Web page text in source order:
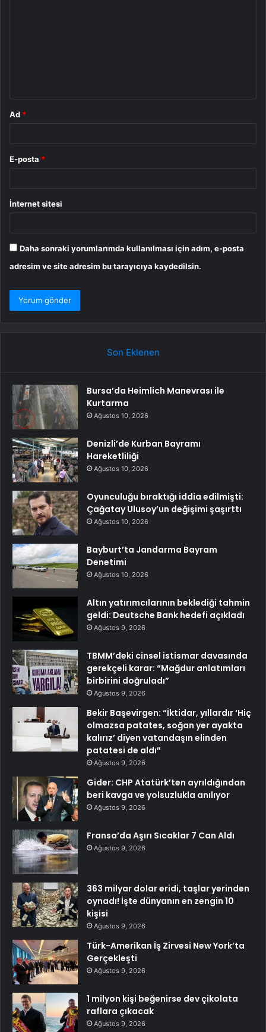
Ad *
E-posta *
İnternet sitesi
Daha sonraki yorumlarımda kullanılması için adım, e-posta
adresim ve site adresim bu tarayıcıya kaydedilsin.
Son Eklenen
Bursa’da Heimlich Manevrası ile
Kurtarma
Ağustos 10, 2026
Denizli’de Kurban Bayramı
Hareketliliği
Ağustos 10, 2026
Oyunculuğu bıraktığı iddia edilmişti:
Çağatay Ulusoy’un değişimi şaşırttı
Ağustos 10, 2026
Bayburt’ta Jandarma Bayram
Denetimi
Ağustos 10, 2026
Altın yatırımcılarının beklediği tahmin
geldi: Deutsche Bank hedefi açıkladı
Ağustos 9, 2026
TBMM’deki cinsel istismar davasında
gerekçeli karar: “Mağdur anlatımları
birbirini doğruladı”
Ağustos 9, 2026
Bekir Başevirgen: “İktidar, yıllardır ‘Hiç
olmazsa patates, soğan yer ayakta
kalırız’ diyen vatandaşın elinden
patatesi de aldı”
Ağustos 9, 2026
Gider: CHP Atatürk’ten ayrıldığından
beri kavga ve yolsuzlukla anılıyor
Ağustos 9, 2026
Fransa’da Aşırı Sıcaklar 7 Can Aldı
Ağustos 9, 2026
363 milyar dolar eridi, taşlar yerinden
oynadı! İşte dünyanın en zengin 10
kişisi
Ağustos 9, 2026
Türk-Amerikan İş Zirvesi New York’ta
Gerçekleşti
Ağustos 9, 2026
1 milyon kişi beğenirse dev çikolata
raflara çıkacak
Ağustos 9, 2026